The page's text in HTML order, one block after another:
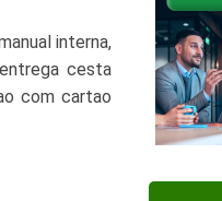
interna,
cesta
com cartao